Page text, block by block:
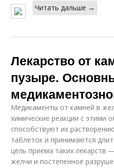
Читать дальше →
Лекарство от
пузыре.
Медикаменты от камней в
химические реакции с этими
способствуют их
таблеток и принимаются
цель приема таких лекарств
желчи и постепенное